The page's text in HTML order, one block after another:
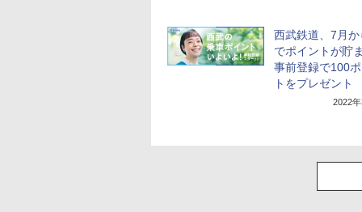
西武鉄道、7月
でポイントが貯
事前登録で100
トをプレゼント
2022